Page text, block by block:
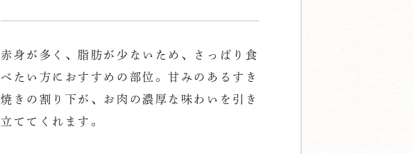
赤身が多く、脂肪が少ないため、さっぱり食
べたい方におすすめの部位。甘みのあるすき
焼きの割り下が、お肉の濃厚な味わいを引き
立ててくれます。